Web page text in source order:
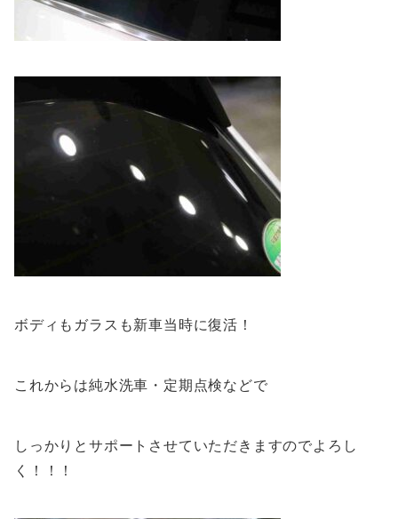
ボディもガラスも新車当時に復活！
これからは純水洗車・定期点検などで
しっかりとサポートさせていただきますのでよろし
く！！！